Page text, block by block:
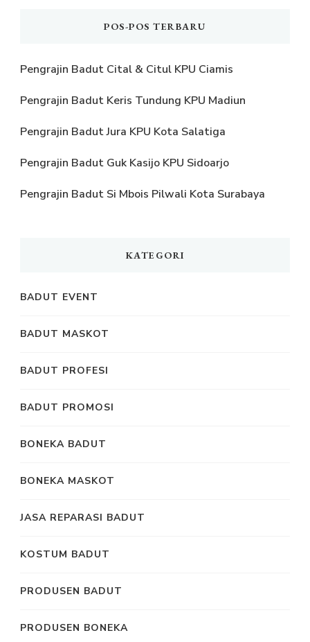
POS-POS TERBARU
Pengrajin Badut Cital & Citul KPU Ciamis
Pengrajin Badut Keris Tundung KPU Madiun
Pengrajin Badut Jura KPU Kota Salatiga
Pengrajin Badut Guk Kasijo KPU Sidoarjo
Pengrajin Badut Si Mbois Pilwali Kota Surabaya
KATEGORI
BADUT EVENT
BADUT MASKOT
BADUT PROFESI
BADUT PROMOSI
BONEKA BADUT
BONEKA MASKOT
JASA REPARASI BADUT
KOSTUM BADUT
PRODUSEN BADUT
PRODUSEN BONEKA